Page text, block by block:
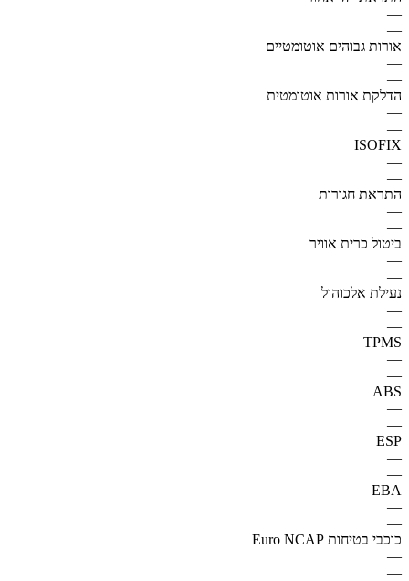
—
—
אורות גבוהים אוטומטיים
—
—
הדלקת אורות אוטומטית
—
—
ISOFIX
—
—
התראת חגורות
—
—
ביטול כרית אוויר
—
—
נעילת אלכוהול
—
—
TPMS
—
—
ABS
—
—
ESP
—
—
EBA
—
—
כוכבי בטיחות Euro NCAP
—
—